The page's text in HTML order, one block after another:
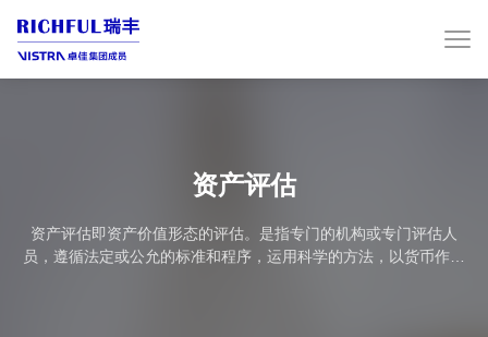
资产评估
资产评估即资产价值形态的评估。是指专门的机构或专门评估人
员，遵循法定或公允的标准和程序，运用科学的方法，以货币作为